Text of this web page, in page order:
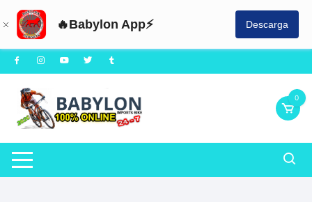
🔥Babylon App⚡ Descarga
Saltar
al
contenido
0